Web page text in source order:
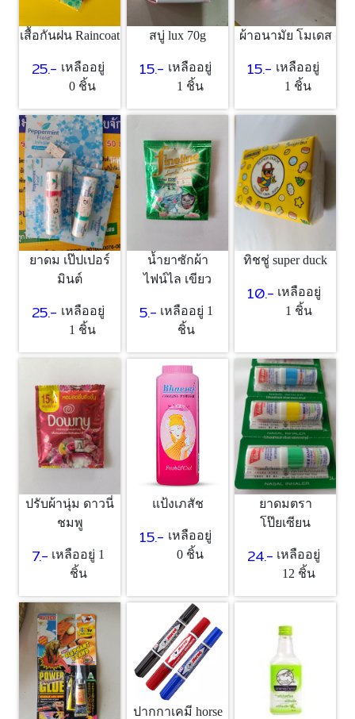
เสื้อกันฝน Raincoat
25.- เหลืออยู่
0 ชิ้น
สบู่ lux 70g
15.- เหลืออยู่
1 ชิ้น
ผ้าอนามัย โมเดส
15.- เหลืออยู่
1 ชิ้น
ยาดม เป๊ปเปอร์
มินต์
25.- เหลืออยู่
1 ชิ้น
น้ำยาซักผ้า
ไฟน์ไล เขียว
5.- เหลืออยู่ 1
ชิ้น
ทิชชู่ super duck
10.- เหลืออยู่
1 ชิ้น
ปรับผ้านุ่ม ดาวนี่
ชมพู
7.- เหลืออยู่ 1
ชิ้น
แป้งเภสัช
15.- เหลืออยู่
0 ชิ้น
ยาดมตรา
โป๊ยเซียน
24.- เหลืออยู่
12 ชิ้น
ปากกาเคมี horse